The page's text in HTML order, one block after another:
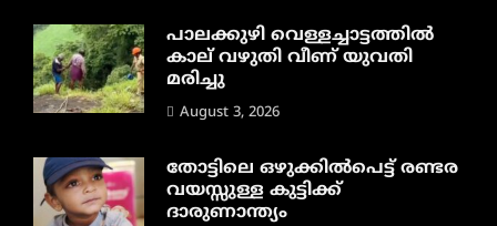
പാലക്കുഴി വെള്ളച്ചാട്ടത്തില്‍
കാല് വഴുതി വീണ് യുവതി
മരിച്ചു
August 3, 2026
തോട്ടിലെ ഒഴുക്കിൽപെട്ട് രണ്ടര
വയസ്സുള്ള കുട്ടിക്ക്
ദാരുണാന്ത്യം